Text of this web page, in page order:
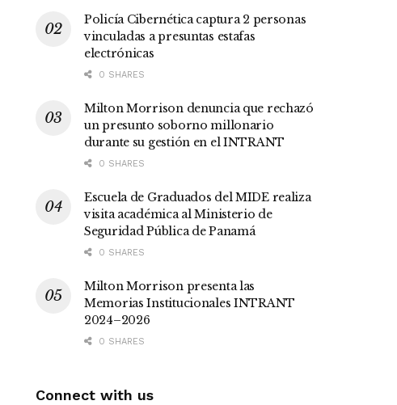
Policía Cibernética captura 2 personas
vinculadas a presuntas estafas
electrónicas
0 SHARES
Milton Morrison denuncia que rechazó
un presunto soborno millonario
durante su gestión en el INTRANT
0 SHARES
Escuela de Graduados del MIDE realiza
visita académica al Ministerio de
Seguridad Pública de Panamá
0 SHARES
Milton Morrison presenta las
Memorias Institucionales INTRANT
2024–2026
0 SHARES
Connect with us